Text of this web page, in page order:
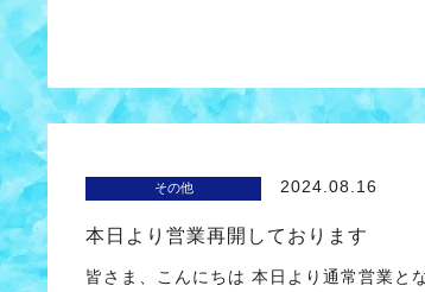
その他 2024.08.16
本日より営業再開しております
皆さま、こんにちは 本日より通常営業